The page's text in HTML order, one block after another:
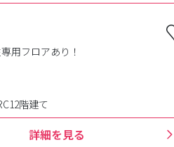
フロアあり！
階建て
詳細を見る